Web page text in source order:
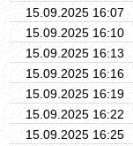
15.09.2025 16:07
15.09.2025 16:10
15.09.2025 16:13
15.09.2025 16:16
15.09.2025 16:19
15.09.2025 16:22
15.09.2025 16:25